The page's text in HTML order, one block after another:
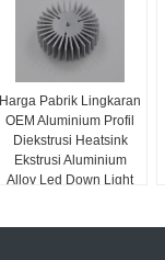
Harga Pabrik Lingkaran
OEM Aluminium Profil
Diekstrusi Heatsink
Ekstrusi Aluminium
Alloy Led Down Light